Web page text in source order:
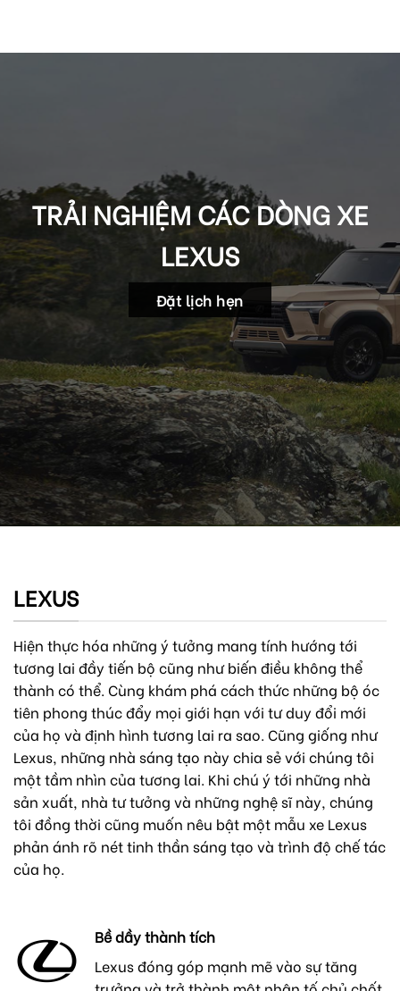
TRẢI NGHIỆM CÁC DÒNG XE
LEXUS
Đặt lịch hẹn
LEXUS
Hiện thực hóa những ý tưởng mang tính hướng tới
tương lai đầy tiến bộ cũng như biến điều không thể
thành có thể. Cùng khám phá cách thức những bộ óc
tiên phong thúc đẩy mọi giới hạn với tư duy đổi mới
của họ và định hình tương lai ra sao. Cũng giống như
Lexus, những nhà sáng tạo này chia sẻ với chúng tôi
một tầm nhìn của tương lai. Khi chú ý tới những nhà
sản xuất, nhà tư tưởng và những nghệ sĩ này, chúng
tôi đồng thời cũng muốn nêu bật một mẫu xe Lexus
phản ánh rõ nét tinh thần sáng tạo và trình độ chế tác
của họ.
Bề dầy thành tích
Lexus đóng góp mạnh mẽ vào sự tăng